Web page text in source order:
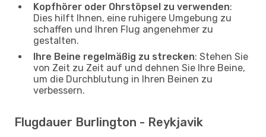
Kopfhörer oder Ohrstöpsel zu verwenden:
Dies hilft Ihnen, eine ruhigere Umgebung zu
schaffen und Ihren Flug angenehmer zu
gestalten.
Ihre Beine regelmäßig zu strecken: Stehen Sie
von Zeit zu Zeit auf und dehnen Sie Ihre Beine,
um die Durchblutung in Ihren Beinen zu
verbessern.
Flugdauer Burlington - Reykjavik